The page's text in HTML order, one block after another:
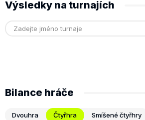
Výsledky na turnajích
Bilance hráče
Dvouhra Čtyřhra Smíšené čtyřhry